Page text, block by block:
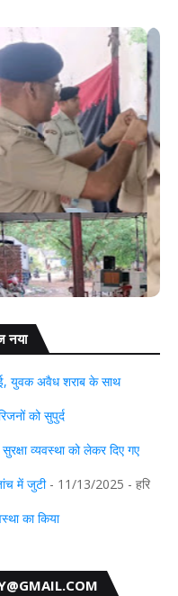
के सिंघपुर में युवक की चाकू मारकर
नया
युवक अवैध शराब के साथ
को सुपुर्द
व्यवस्था को लेकर दिए गए
में जुटी- 11/13/2025 - हरि
का किया